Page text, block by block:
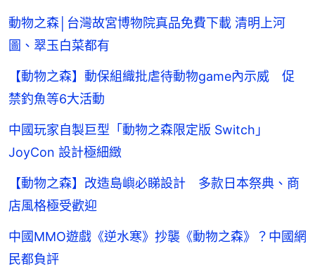
動物之森│台灣故宮博物院真品免費下載 清明上河
圖、翠玉白菜都有
【動物之森】動保組織批虐待動物game內示威 促
禁釣魚等6大活動
中國玩家自製巨型「動物之森限定版 Switch」
JoyCon 設計極細緻
【動物之森】改造島嶼必睇設計 多款日本祭典、商
店風格極受歡迎
中國MMO遊戲《逆水寒》抄襲《動物之森》？中國網
民都負評